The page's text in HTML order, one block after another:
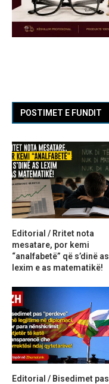
POSTIMET E FUNDIT
Editorial / Rritet nota
mesatare, por kemi
“analfabetë” që s’dinë as
lexim e as matematikë!
Editorial / Bisedimet pas